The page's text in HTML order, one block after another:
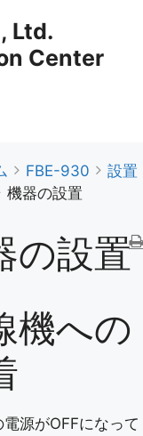
Ltd.
Center
FBE-930
設置
機器の設置
の設置
機への
源がOFFになって